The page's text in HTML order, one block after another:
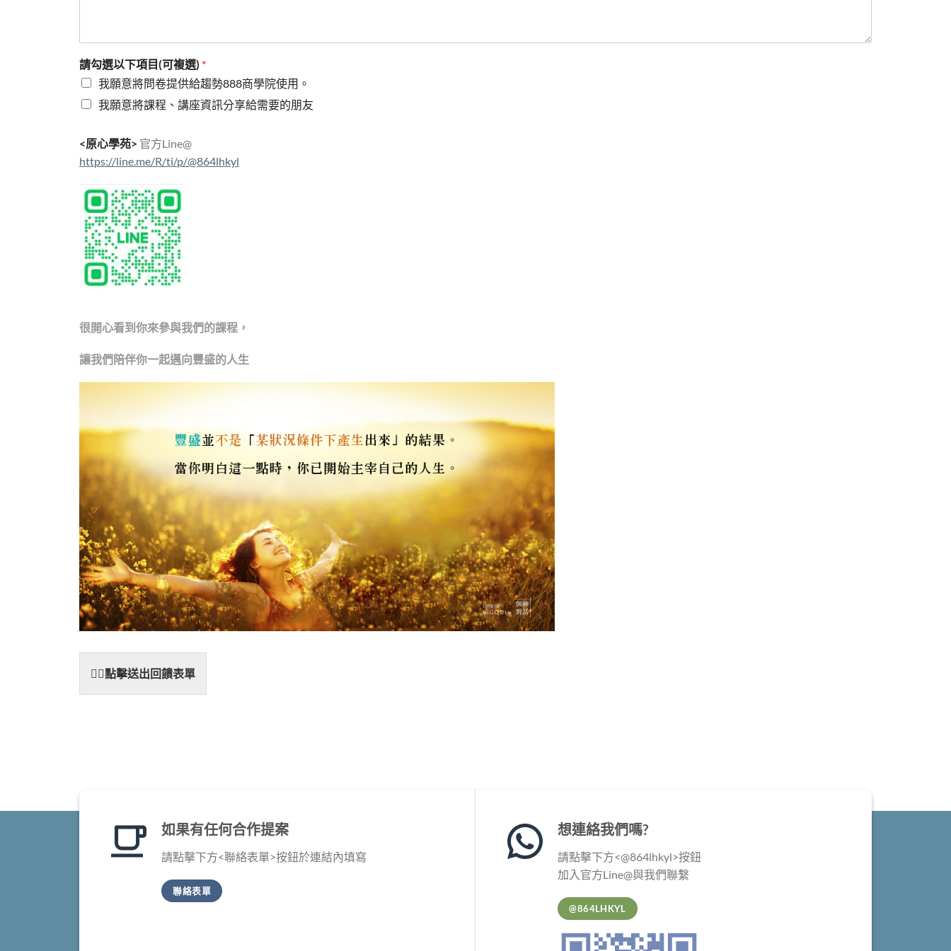
請勾選以下項目(可複選) *
我願意將問卷提供給趨勢888商學院使用。
我願意將課程、講座資訊分享給需要的朋友
<原心學苑> 官方Line@
https://line.me/R/ti/p/@864lhkyl
很開心看到你來參與我們的課程，
讓我們陪伴你一起邁向豐盛的人生
👆🏼點擊送出回饋表單
如果有任何合作提案
請點擊下方<聯絡表單>按鈕於連結內填寫
聯絡表單
想連絡我們嗎?
請點擊下方<@864lhkyl>按鈕
加入官方Line@與我們聯繫
@864LHKYL